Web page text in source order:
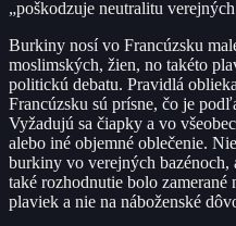
„poškodzuje neutralitu
Burkiny nosí vo Francúzsku
moslimských, žien, no takéto
politickú debatu. Pravidlá
Francúzsku sú prísne, čo je
Vyžadujú sa čiapky a vo
alebo iné objemné oblečenie.
burkiny vo verejných bazénoch,
také rozhodnutie bolo
plaviek a nie na náboženské